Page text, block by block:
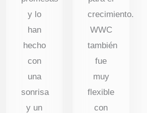
y lo
han
hecho
con
una
sonrisa
y un
crecimiento.
WWC
también
fue
muy
flexible
con